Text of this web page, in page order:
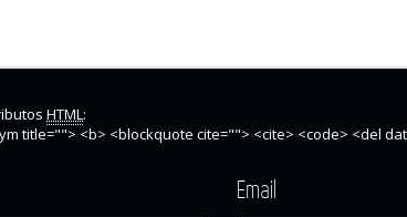
HTML:
title=""> <b> <blockquote cite=""> <cite> <code> <del
Email